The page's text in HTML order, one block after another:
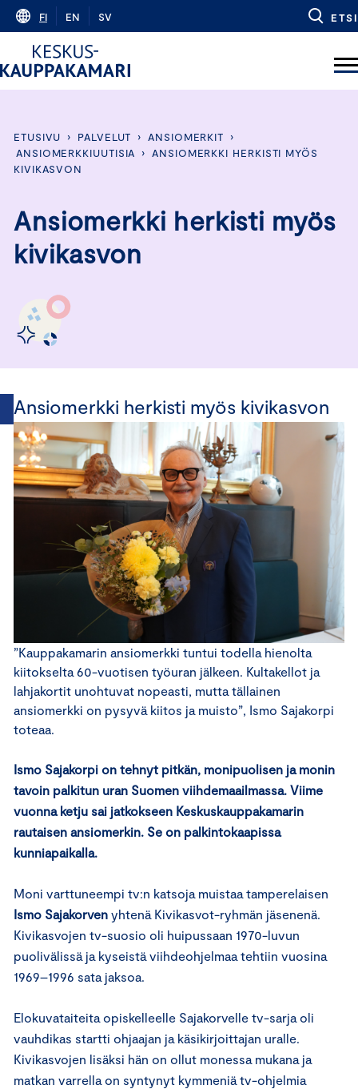
Skip
content
FI EN SV ETSI
ETUSIVU › PALVELUT › ANSIOMERKIT
›
ANSIOMERKKIUUTISIA
› ANSIOMERKKI HERKISTI MYÖS
KIVIKASVON
Ansiomerkki herkisti myös
kivikasvon
Ansiomerkki herkisti myös kivikasvon
”Kauppakamarin ansiomerkki tuntui todella hienolta
kiitokselta 60-vuotisen työuran jälkeen. Kultakellot ja
lahjakortit unohtuvat nopeasti, mutta tällainen
ansiomerkki on pysyvä kiitos ja muisto”, Ismo Sajakorpi
toteaa.
Ismo Sajakorpi on tehnyt pitkän, monipuolisen ja monin
tavoin palkitun uran Suomen viihdemaailmassa. Viime
vuonna ketju sai jatkokseen Keskuskauppakamarin
rautaisen ansiomerkin. Se on palkintokaapissa
kunniapaikalla.
Moni varttuneempi tv:n katsoja muistaa tamperelaisen
Ismo Sajakorven yhtenä Kivikasvot-ryhmän jäsenenä.
Kivikasvojen tv-suosio oli huipussaan 1970-luvun
puolivälissä ja kyseistä viihdeohjelmaa tehtiin vuosina
1969–1996 sata jaksoa.
Elokuvataiteita opiskelleelle Sajakorvelle tv-sarja oli
vauhdikas startti ohjaajan ja käsikirjoittajan uralle.
Kivikasvojen lisäksi hän on ollut monessa mukana ja
matkan varrella on syntynyt kymmeniä tv-ohjelmia